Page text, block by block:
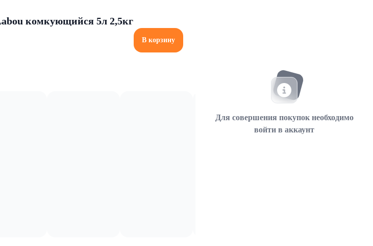
комкующийся 5л 2,5кг
В корзину
Для совершения покупок необходимо
войти в аккаунт